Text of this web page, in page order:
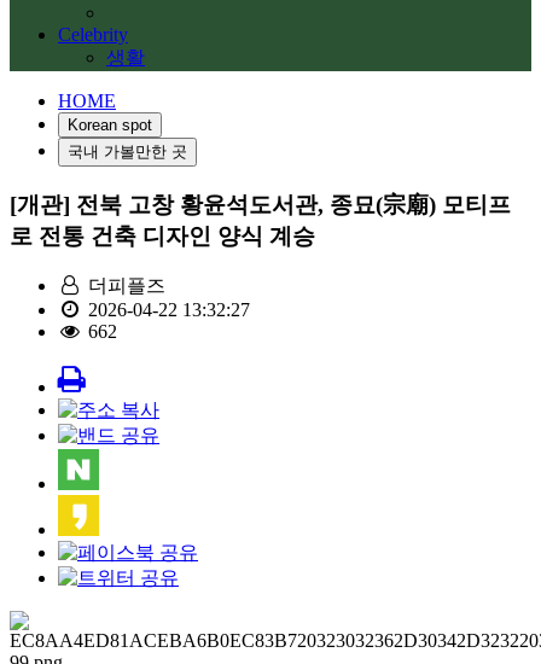
Celebrity
생활
HOME
Korean spot
국내 가볼만한 곳
[개관] 전북 고창 황윤석도서관, 종묘(宗廟) 모티프
로 전통 건축 디자인 양식 계승
더피플즈
2026-04-22 13:32:27
662